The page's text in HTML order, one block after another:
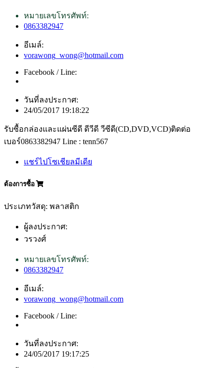
หมายเลขโทรศัพท์:
0863382947
อีเมล์:
vorawong_wong@hotmail.com
Facebook / Line:
วันที่ลงประกาศ:
24/05/2017 19:18:22
รับซื้อกล่องและแผ่นซีดี ดีวีดี วีซีดี(CD,DVD,VCD)ติดต่อ
เบอร์0863382947 Line : tenn567
แชร์ไปโซเชียลมีเดีย
ต้องการซื้อ
ประเภทวัสดุ: พลาสติก
ผู้ลงประกาศ:
วรวงศ์
หมายเลขโทรศัพท์:
0863382947
อีเมล์:
vorawong_wong@hotmail.com
Facebook / Line:
วันที่ลงประกาศ:
24/05/2017 19:17:25